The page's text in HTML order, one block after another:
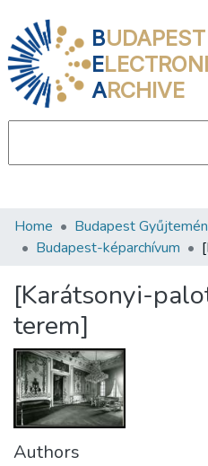
BUDAPEST
E
ARCHIVE
Communities & Collections
Statistics
About us
Home Budapest
Budapest-képarchívum
[Karátsonyi-
terem]
Authors